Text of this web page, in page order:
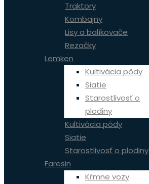
Traktory
Kombajny
Lisy a balíkovače
Rezačky
Lemken
Kultivácia pôdy
Siatie
Starostlivosť o
plodiny
Kultivácia pôdy
Siatie
Starostlivosť o plodiny
Faresin
Kŕmne vozy